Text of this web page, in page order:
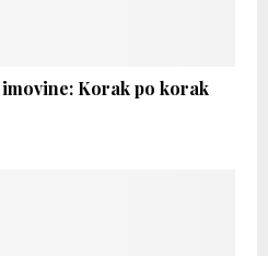
Korak po korak